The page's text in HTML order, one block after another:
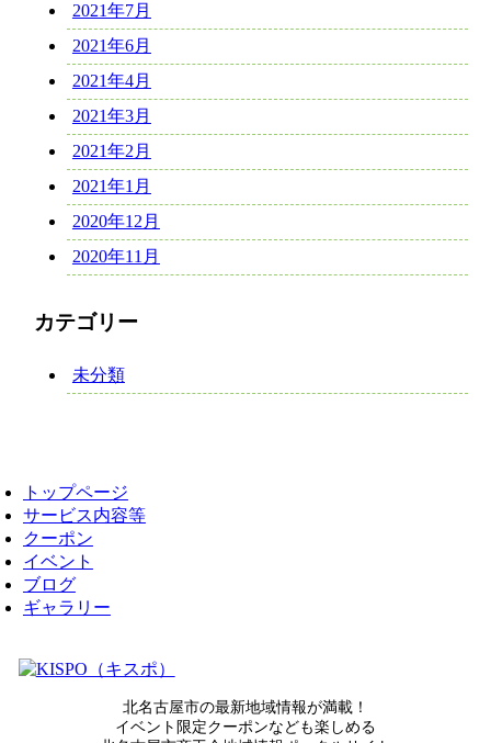
2021年7月
2021年6月
2021年4月
2021年3月
2021年2月
2021年1月
2020年12月
2020年11月
カテゴリー
未分類
トップページ
サービス内容等
クーポン
イベント
ブログ
ギャラリー
北名古屋市の最新地域情報が満載！
イベント限定クーポンなども楽しめる